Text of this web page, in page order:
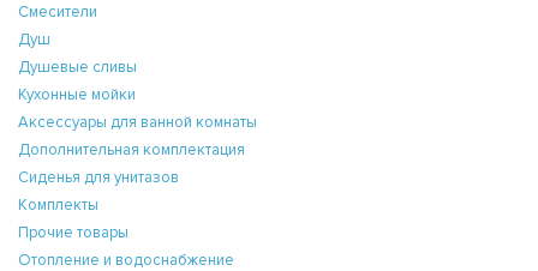
Смесители
Душ
Душевые сливы
Кухонные мойки
Аксессуары для ванной комнаты
Дополнительная комплектация
Сиденья для унитазов
Комплекты
Прочие товары
Отопление и водоснабжение